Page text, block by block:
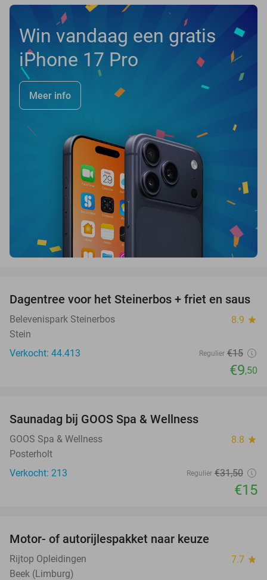
Win vandaag een gratis
iPhone 17 Pro
Meer info
37%
Dagentree voor het Steinerbos + friet en saus
Belevenispark Steinerbos 8.9 star
Stein
Verkocht: 44.413
Regulier €15
€9,50
Saunadag bij GOOS Spa & Wellness
GOOS Spa & Wellness 8.8 star
Posterholt
Verkocht: 213
Regulier €31,50
€15
Motor- of autorijlespakket naar keuze
Rijtop Opleidingen 7.7 star
Beek (Limburg)